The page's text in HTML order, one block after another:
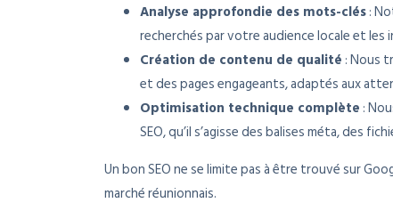
Analyse approfondie des mots-clés:
recherchés par votre audience locale et
Création de contenu de qualité : Nous
et des pages engageants, adaptés aux
Optimisation technique complète :
SEO, qu’il s’agisse des balises méta, des
Un bon SEO ne se limite pas à être trouvé sur
marché réunionnais.